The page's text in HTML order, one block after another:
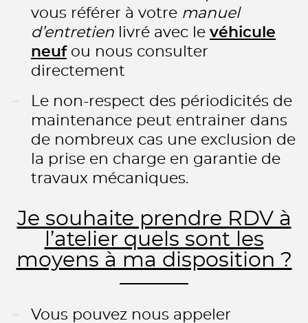
vous référer à votre manuel
d’entretien livré avec le véhicule
neuf ou nous consulter
directement
Le non-respect des périodicités de
maintenance peut entrainer dans
de nombreux cas une exclusion de
la prise en charge en garantie de
travaux mécaniques.
Je souhaite prendre RDV à
l’atelier quels sont les
moyens à ma disposition ?
Vous pouvez nous appeler